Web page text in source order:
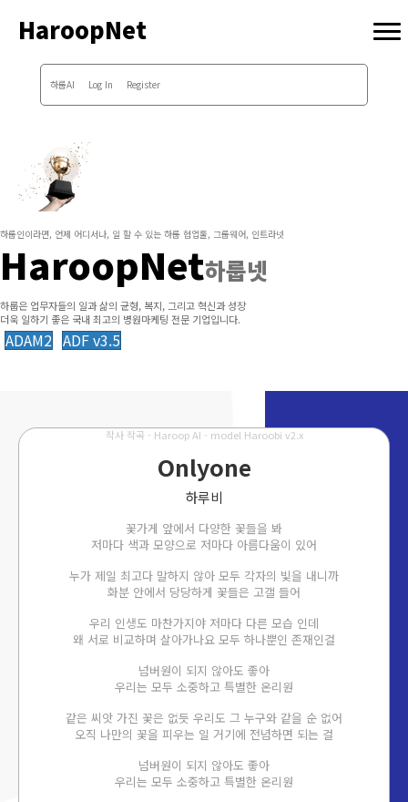
HaroopNet
하룹AI Log In Register
하룹인이라면, 언제 어디서나, 일 할 수 있는 하룹 협업툴, 그룹웨어, 인트라넷
HaroopNet하룹넷
하룹은 업무자들의 일과 삶의 균형, 복지, 그리고 혁신과 성장
더욱 일하기 좋은 국내 최고의 병원마케팅 전문 기업입니다.
ADAM2 ADF v3.5
작사 작곡 - Haroop AI - model Haroobi v2.x
Onlyone
하루비
꽃가게 앞에서 다양한 꽃들을 봐
저마다 색과 모양으로 저마다 아름다움이 있어
누가 제일 최고다 말하지 않아 모두 각자의 빛을 내니까
화분 안에서 당당하게 꽃들은 고갤 들어
우리 인생도 마찬가지야 저마다 다른 모습 인데
왜 서로 비교하며 살아가나요 모두 하나뿐인 존재인걸
넘버원이 되지 않아도 좋아
우리는 모두 소중하고 특별한 온리원
같은 씨앗 가진 꽃은 없듯 우리도 그 누구와 같을 순 없어
오직 나만의 꽃을 피우는 일 거기에 전념하면 되는 걸
넘버원이 되지 않아도 좋아
우리는 모두 소중하고 특별한 온리원